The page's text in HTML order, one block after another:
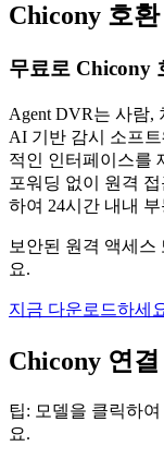
Chicony 호
무료로 Chicony
Agent DVR는 사람,
AI 기반 감시 소프
적인 인터페이스를
포워딩 없이 원격
하여 24시간 내내
보안된 원격 액세
요.
지금 다운로드하세
Chicony 연
팁: 모델을 클릭하
요.